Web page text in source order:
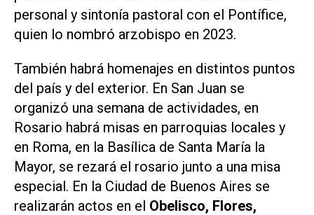
personal y sintonía pastoral con el Pontífice,
quien lo nombró arzobispo en 2023.
También habrá homenajes en distintos puntos
del país y del exterior. En San Juan se
organizó una semana de actividades, en
Rosario habrá misas en parroquias locales y
en Roma, en la Basílica de Santa María la
Mayor, se rezará el rosario junto a una misa
especial. En la Ciudad de Buenos Aires se
realizarán actos en el Obelisco, Flores,